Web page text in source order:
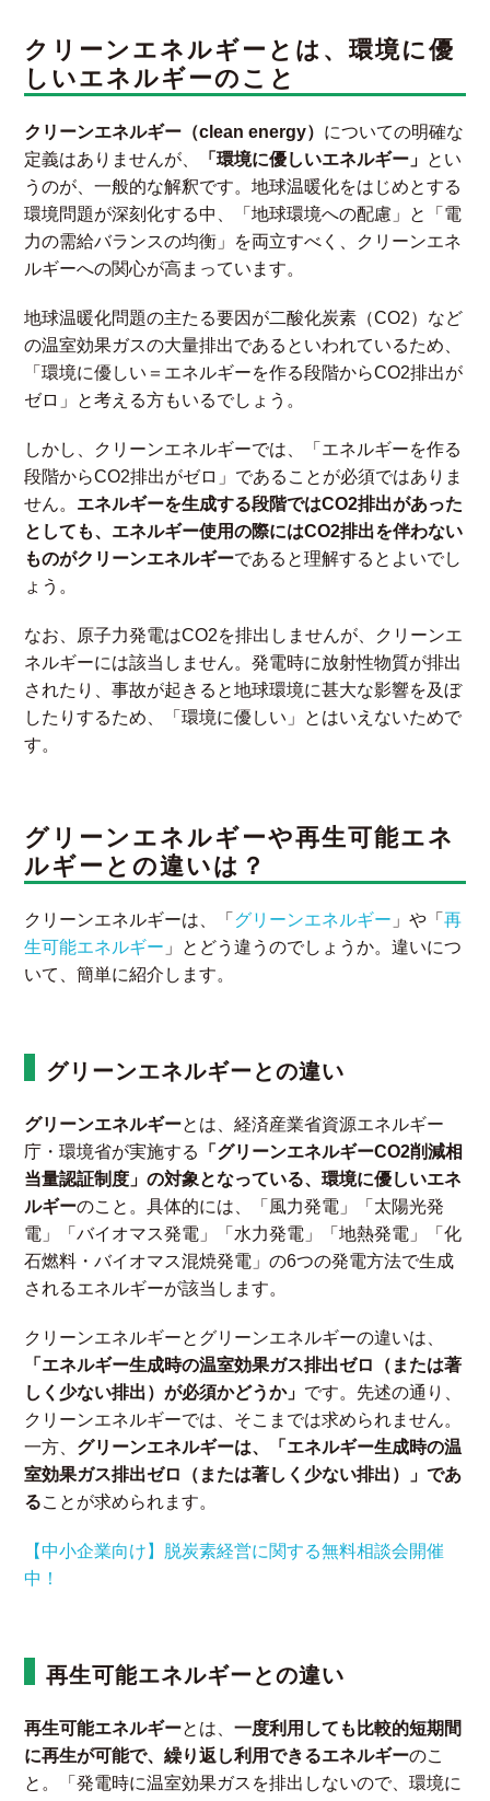
クリーンエネルギーとは、環境に優
しいエネルギーのこと
クリーンエネルギー（clean energy） についての明確な
定義はありませんが、
「環境に優しいエネルギー」 とい
うのが、一般的な解釈です。地球温暖化をはじめとする
環境問題が深刻化する中、「地球環境への配慮」と「電
力の需給バランスの均衡」を両立すべく、クリーンエネ
ルギーへの関心が高まっています。
地球温暖化問題の主たる要因が二酸化炭素（CO2）など
の温室効果ガスの大量排出であるといわれているため、
「環境に優しい＝エネルギーを作る段階からCO2排出が
ゼロ」と考える方もいるでしょう。
しかし、クリーンエネルギーでは、「エネルギーを作る
段階からCO2排出がゼロ」であることが必須ではありま
せん。 エネルギーを生成する段階ではCO2排出があった
としても、エネルギー使用の際にはCO2排出を伴わない
ものがクリーンエネルギーであると理解するとよいでし
ょう。
なお、原子力発電はCO2を排出しませんが、クリーンエ
ネルギーには該当しません。発電時に放射性物質が排出
されたり、事故が起きると地球環境に甚大な影響を及ぼ
したりするため、「環境に優しい」とはいえないためで
す。
グリーンエネルギーや再生可能エネ
ルギーとの違いは？
クリーンエネルギーは、「 グリーンエネルギー 」や「再
生可能エネルギー 」とどう違うのでしょうか。違いにつ
いて、簡単に紹介します。
グリーンエネルギーとの違い
グリーンエネルギーとは、経済産業省資源エネルギー
庁・環境省が実施する
「 グリーンエネルギーCO2削減相
当量認証制度 」の対象となっている、環境に優しいエネ
ルギーのこと。具体的には、「風力発電」「太陽光発
電」「バイオマス発電」「水力発電」「地熱発電」「化
石燃料・バイオマス混焼発電」の6つの発電方法で生成
されるエネルギーが該当します。
クリーンエネルギーとグリーンエネルギーの違いは、
「エネルギー生成時の温室効果ガス排出ゼロ（または著
しく少ない排出）が必須かどうか」 です。先述の通り、
クリーンエネルギーでは、そこまでは求められません。
一方、 グリーンエネルギーは、「エネルギー生成時の温
室効果ガス排出ゼロ（または著しく少ない排出）」であ
ることが求められます。
【中小企業向け】脱炭素経営に関する無料相談会開催
中！
再生可能エネルギーとの違い
再生可能エネルギーとは、一度利用しても比較的短期間
に再生が可能で、繰り返し利用できるエネルギーのこ
と。「発電時に温室効果ガスを排出しないので、環境に